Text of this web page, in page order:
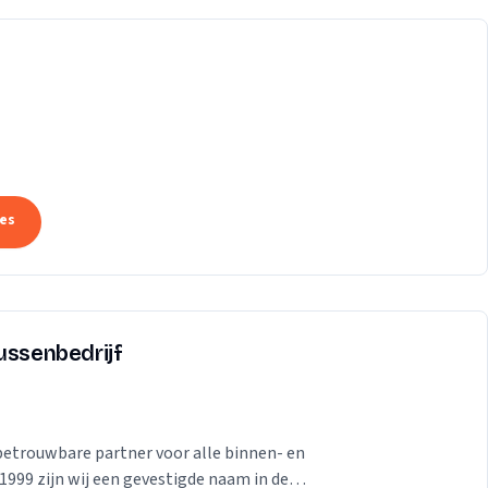
partner voor alle binnen- en
zijn wij een gevestigde naam in de